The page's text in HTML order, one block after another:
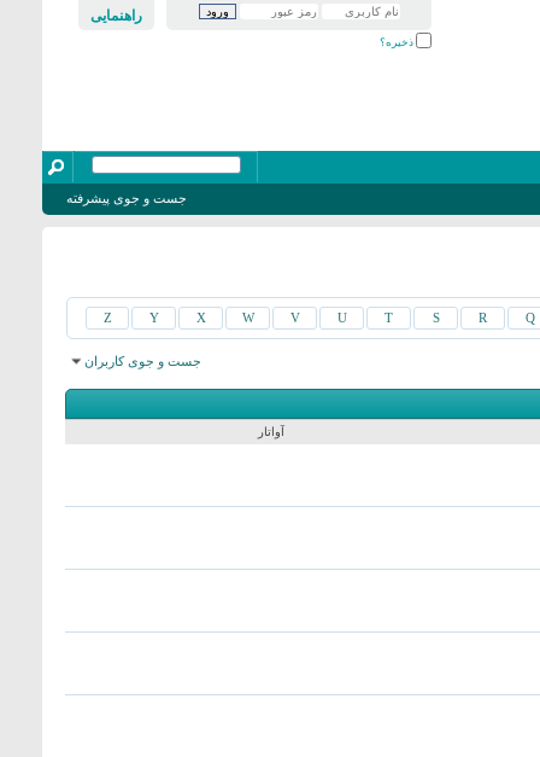
راهنمایی
ذخیره؟
جست و جوی پیشرفته
Q
R
S
T
U
V
W
X
Y
Z
جست و جوی کاربران
آواتار